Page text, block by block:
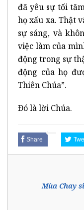
đã yêu sự tối
họ xấu xa. Thật
sự sáng, và
việc làm của
động trong sự
động của họ
Thiên Chúa”.
Ðó là lời Chúa.
Share
Mùa Chay